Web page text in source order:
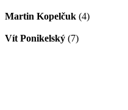
Martin Kopelčuk (4)
Vít Ponikelský (7)